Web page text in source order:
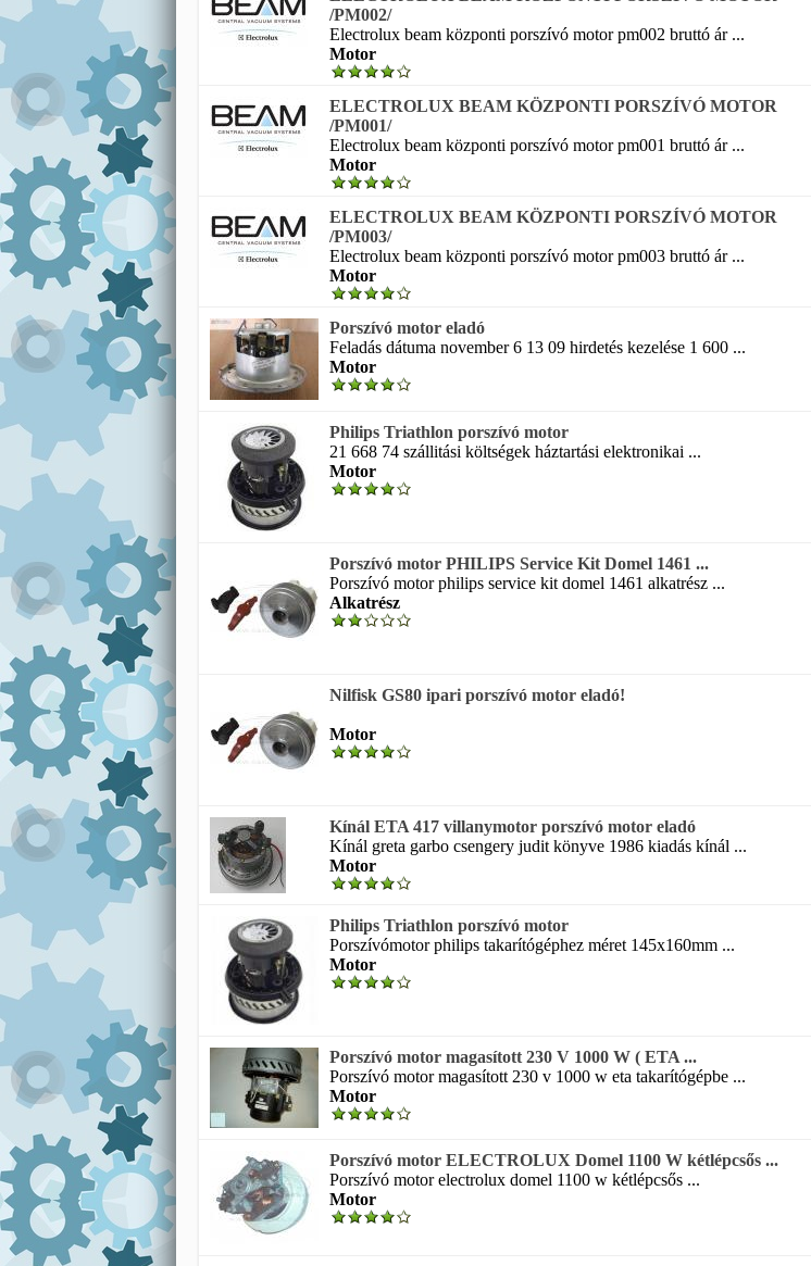
/PM002/
Electrolux beam központi porszívó motor pm002 bruttó ár ...
Motor
ELECTROLUX BEAM KÖZPONTI PORSZÍVÓ MOTOR
/PM001/
Electrolux beam központi porszívó motor pm001 bruttó ár ...
Motor
ELECTROLUX BEAM KÖZPONTI PORSZÍVÓ MOTOR
/PM003/
Electrolux beam központi porszívó motor pm003 bruttó ár ...
Motor
Porszívó motor eladó
Feladás dátuma november 6 13 09 hirdetés kezelése 1 600 ...
Motor
Philips Triathlon porszívó motor
21 668 74 szállitási költségek háztartási elektronikai ...
Motor
Porszívó motor PHILIPS Service Kit Domel 1461 ...
Porszívó motor philips service kit domel 1461 alkatrész ...
Alkatrész
Nilfisk GS80 ipari porszívó motor eladó!
Motor
Kínál ETA 417 villanymotor porszívó motor eladó
Kínál greta garbo csengery judit könyve 1986 kiadás kínál ...
Motor
Philips Triathlon porszívó motor
Porszívómotor philips takarítógéphez méret 145x160mm ...
Motor
Porszívó motor magasított 230 V 1000 W ( ETA ...
Porszívó motor magasított 230 v 1000 w eta takarítógépbe ...
Motor
Porszívó motor ELECTROLUX Domel 1100 W kétlépcsős ...
Porszívó motor electrolux domel 1100 w kétlépcsős ...
Motor